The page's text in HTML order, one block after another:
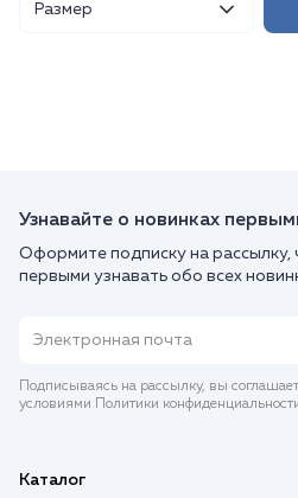
Размер
Узнавайте о новинках
Оформите подписку на рассылку,
первыми узнавать обо всех
Подписываясь на рассылку, вы
условиями Политики
Каталог